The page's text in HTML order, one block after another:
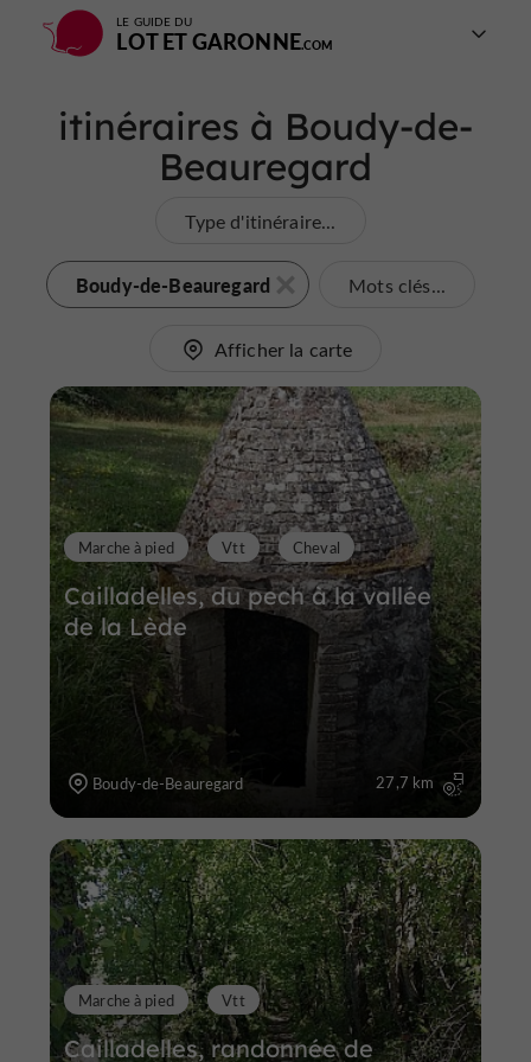
LE GUIDE DU
LOT ET GARONNE
itinéraires à Boudy-de-
Beauregard
Type d'itinéraire...
Boudy-de-Beauregard Mots clés...
Afficher la carte
Cailladelles, du pech à la vallée
de la Lède
Marche à pied Vtt Cheval
Boudy-de-Beauregard 27,7 km
Cailladelles, randonnée de
Marche à pied Vtt